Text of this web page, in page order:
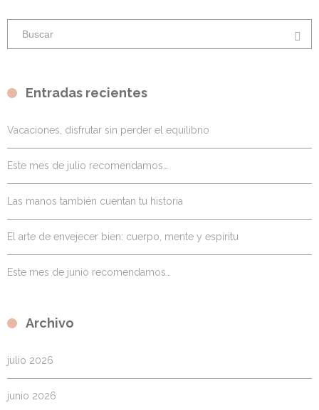
Entradas recientes
Vacaciones, disfrutar sin perder el equilibrio
Este mes de julio recomendamos…
Las manos también cuentan tu historia
El arte de envejecer bien: cuerpo, mente y espíritu
Este mes de junio recomendamos…
Archivo
julio 2026
junio 2026